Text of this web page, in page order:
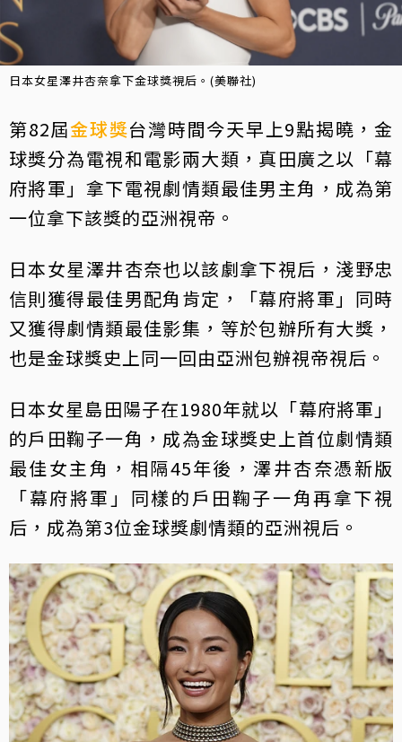
日本女星澤井杏奈拿下金球獎視后。(美聯社)
第82屆金球獎台灣時間今天早上9點揭曉，金
球獎分為電視和電影兩大類，真田廣之以「幕
府將軍」拿下電視劇情類最佳男主角，成為第
一位拿下該獎的亞洲視帝。
日本女星澤井杏奈也以該劇拿下視后，淺野忠
信則獲得最佳男配角肯定，「幕府將軍」同時
又獲得劇情類最佳影集，等於包辦所有大獎，
也是金球獎史上同一回由亞洲包辦視帝視后。
日本女星島田陽子在1980年就以「幕府將軍」
的戶田鞠子一角，成為金球獎史上首位劇情類
最佳女主角，相隔45年後，澤井杏奈憑新版
「幕府將軍」同樣的戶田鞠子一角再拿下視
后，成為第3位金球獎劇情類的亞洲視后。